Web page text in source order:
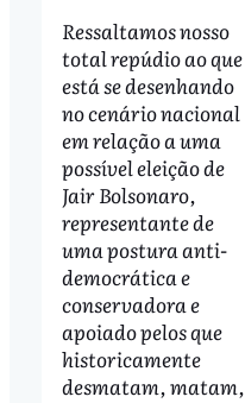
Ressaltamos nosso
total repúdio ao que
está se desenhando
no cenário nacional
em relação a uma
possível eleição de
Jair Bolsonaro,
representante de
uma postura anti-
democrática e
conservadora e
apoiado pelos que
historicamente
desmatam, matam,